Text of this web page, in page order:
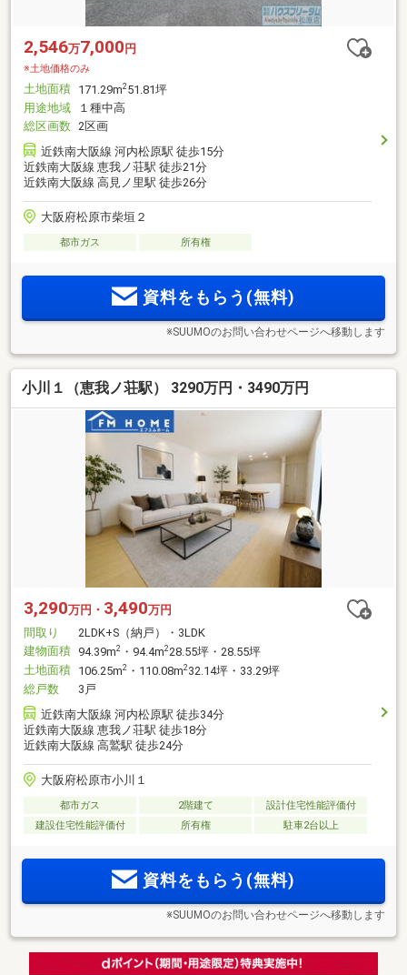
2,546万7,000 円
※土地価格のみ
土地面積 171.29m251.81坪
用途地域
１種中高
総区画数 2区画
近鉄南大阪線 河内松原駅 徒歩15分
近鉄南大阪線 恵我ノ荘駅 徒歩21分
近鉄南大阪線 高見ノ里駅 徒歩26分
大阪府松原市柴垣２
都市ガス 所有権
資料をもらう(無料)
※SUUMOのお問い合わせページへ移動します
小川１（恵我ノ荘駅） 3290万円・3490万円
3,290万円・ 3,490万円
間取り
2LDK+S（納戸）・3LDK
建物面積 94.39m2 ・94.4m228.55坪・28.55坪
土地面積 106.25m2 ・110.08m2 32.14坪・33.29坪
総戸数
3戸
近鉄南大阪線 河内松原駅 徒歩34分
近鉄南大阪線 恵我ノ荘駅 徒歩18分
近鉄南大阪線 高鷲駅 徒歩24分
大阪府松原市小川１
都市ガス 2階建て
設計住宅性能評価付
建設住宅性能評価付
所有権 駐車2台以上
資料をもらう(無料)
※SUUMOのお問い合わせページへ移動します